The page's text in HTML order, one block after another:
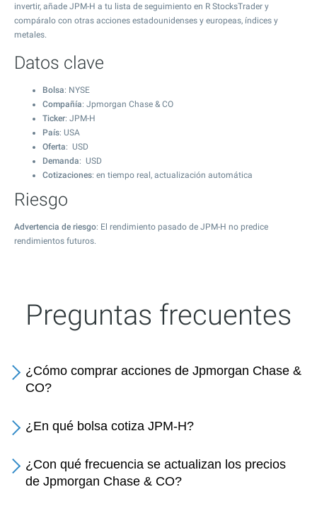
invertir, añade JPM-H a tu lista de seguimiento en R StocksTrader y
compáralo con otras acciones estadounidenses y europeas, índices y
metales.
Datos clave
Bolsa: NYSE
Compañía: Jpmorgan Chase & CO
Ticker: JPM-H
País: USA
Oferta: USD
Demanda: USD
Cotizaciones: en tiempo real, actualización automática
Riesgo
Advertencia de riesgo: El rendimiento pasado de JPM-H no predice
rendimientos futuros.
Preguntas frecuentes
¿Cómo comprar acciones de Jpmorgan Chase &
CO?
¿En qué bolsa cotiza JPM-H?
¿Con qué frecuencia se actualizan los precios
de Jpmorgan Chase & CO?